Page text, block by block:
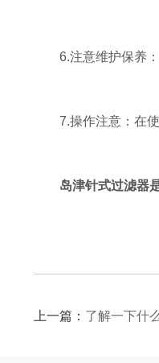
6.注意维护保养：
7.操作注意：在使
岛津针式过滤器
上一篇： 了解一下什